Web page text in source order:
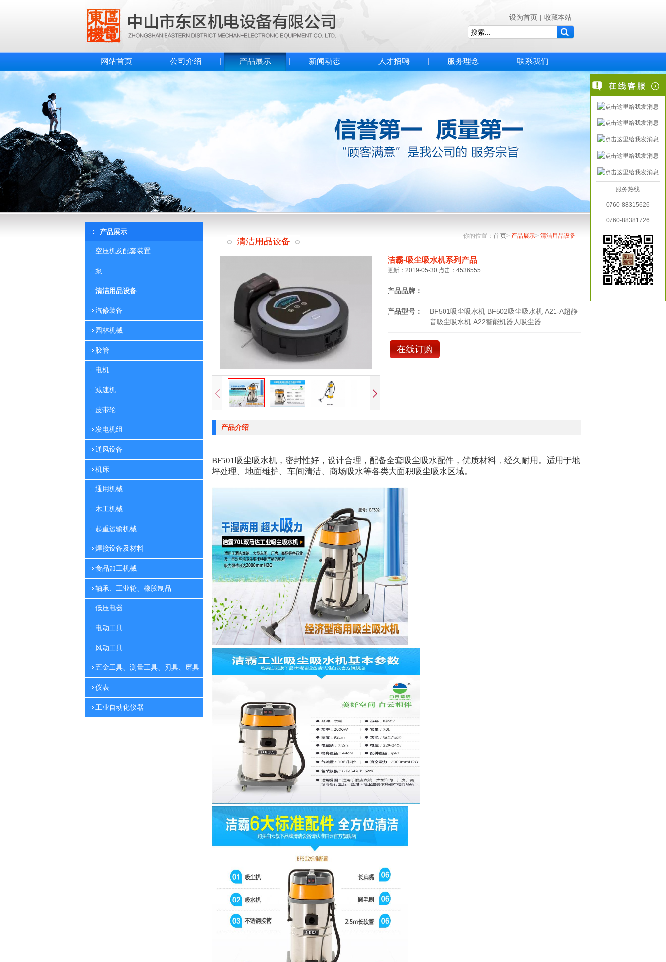
设为首页 | 收藏本站
网站首页 公司介绍 产品展示 新闻动态 人才招聘 服务理念 联系我们
产品展示
空压机及配套装置
泵
清洁用品设备
汽修装备
园林机械
胶管
电机
减速机
皮带轮
发电机组
通风设备
机床
通用机械
木工机械
起重运输机械
焊接设备及材料
食品加工机械
轴承、工业轮、橡胶制品
低压电器
电动工具
风动工具
五金工具、测量工具、刃具、磨具
仪表
工业自动化仪器
你的位置： 首 页> 产品展示> 清洁用品设备
清洁用品设备
洁霸-吸尘吸水机系列产品
更新：2019-05-30 点击：4536555
产品品牌：
产品型号：
BF501吸尘吸水机 BF502吸尘吸水机 A21-A超静
音吸尘吸水机 A22智能机器人吸尘器
在线订购
产品介绍
BF501吸尘吸水机，密封性好，设计合理，配备全套吸尘吸水配件，优质材料，经久耐用。适用于地
坪处理、地面维护、车间清洁、商场吸水等各类大面积吸尘吸水区域。
服务热线
0760-88315626
0760-88381726